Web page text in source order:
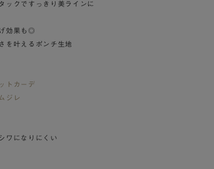
ックですっきり美ラインに
効果も◎
を叶えるポンチ生地
トカーデ
ジレ
ワになりにくい